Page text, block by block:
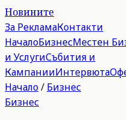
Новините
За РекламаКонтакти
НачалоБизнесМестен
и УслугиСъбития и
КампанииИнтервюта
Начало/ Бизнес
Бизнес